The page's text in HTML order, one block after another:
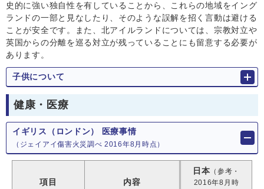
史的に強い独自性を有していることから、これらの地域をイング
ランドの一部と見なしたり、そのような誤解を招く言動は避ける
ことが安全です。また、北アイルランドについては、宗教対立や
英国からの分離を巡る対立が残っていることにも留意する必要が
あります。
子供について
健康・医療
イギリス（ロンドン） 医療事情
（ジェイアイ傷害火災調べ 2016年8月時点）
項目 内容
日本 （参考・
2016年8月時